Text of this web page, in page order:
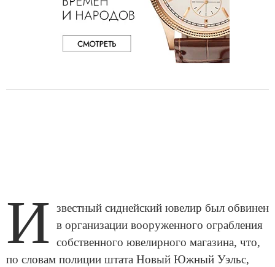
И звестный сиднейский ювелир был обвинен
в организации вооруженного ограбления
собственного ювелирного магазина, что,
по словам полиции штата Новый Южный Уэльс,